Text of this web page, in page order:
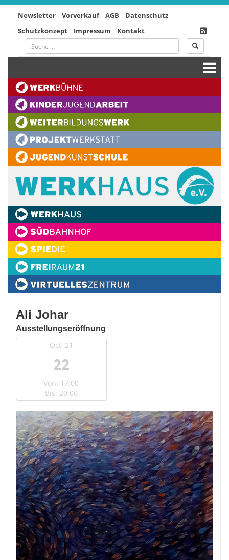
Newsletter Vorverkauf AGB
Datenschutz
Schutzkonzept
Impressum Kontakt
Ali Johar
Ausstellungseröffnung
Oct '21
22
Von: 17:00
Bis: 20:00